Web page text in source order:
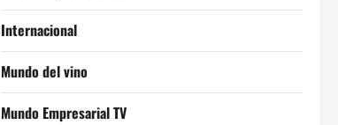
Internacional
Mundo del vino
Mundo Empresarial TV